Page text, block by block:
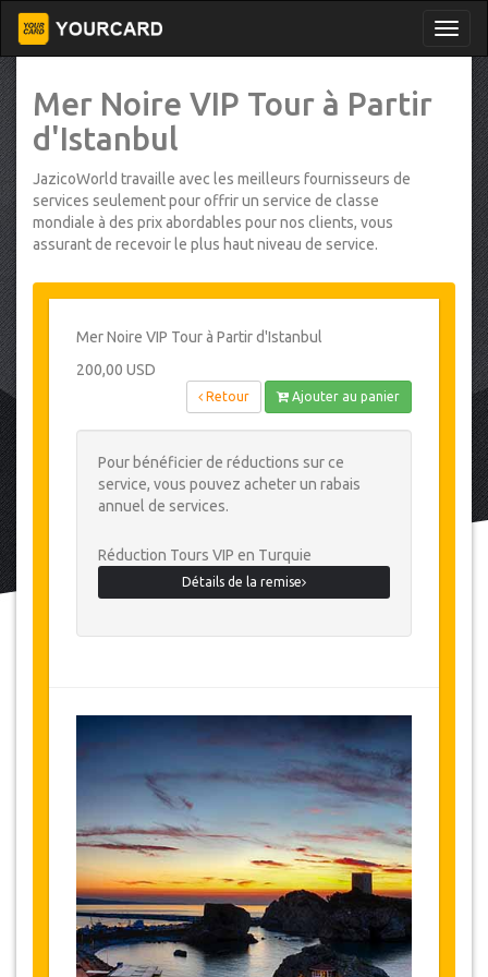
Mer Noire VIP Tour à Partir
d'Istanbul
JazicoWorld travaille avec les meilleurs fournisseurs de
services seulement pour offrir un service de classe
mondiale à des prix abordables pour nos clients, vous
assurant de recevoir le plus haut niveau de service.
Mer Noire VIP Tour à Partir d'Istanbul
200,00 USD
Retour Ajouter au panier
Pour bénéficier de réductions sur ce
service, vous pouvez acheter un rabais
annuel de services.
Réduction Tours VIP en Turquie
Détails de la remise